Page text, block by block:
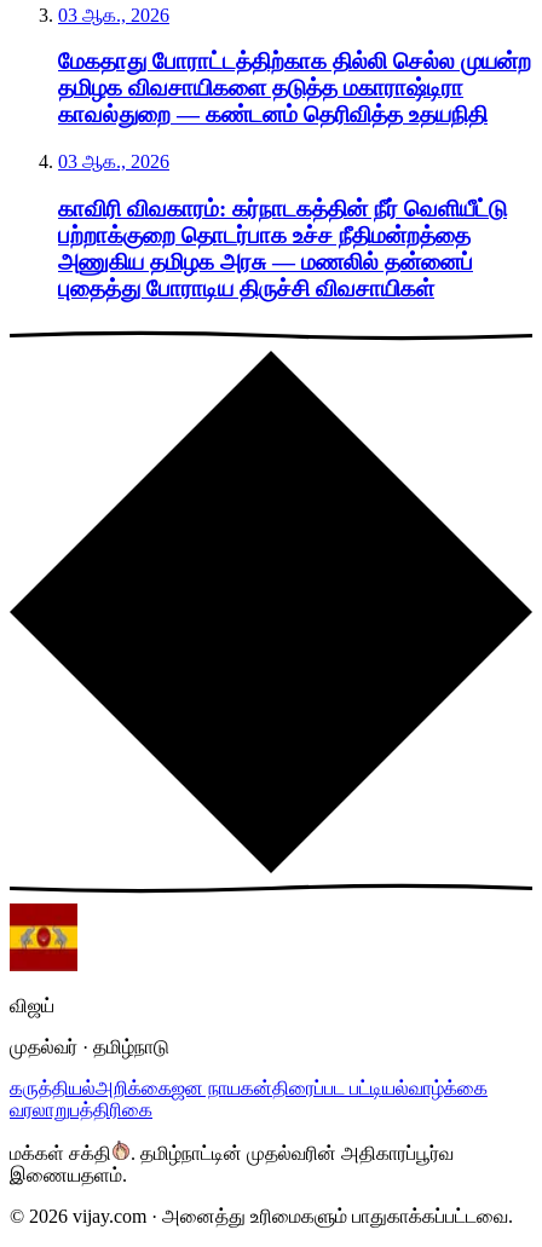
03 ஆக., 2026
மேகதாது போராட்டத்திற்காக தில்லி செல்ல முயன்ற
தமிழக விவசாயிகளை தடுத்த மகாராஷ்டிரா
காவல்துறை — கண்டனம் தெரிவித்த உதயநிதி
03 ஆக., 2026
காவிரி விவகாரம்: கர்நாடகத்தின் நீர் வெளியீட்டு
பற்றாக்குறை தொடர்பாக உச்ச நீதிமன்றத்தை
அணுகிய தமிழக அரசு — மணலில் தன்னைப்
புதைத்து போராடிய திருச்சி விவசாயிகள்
விஜய்
முதல்வர் · தமிழ்நாடு
கருத்தியல்அறிக்கைஜன நாயகன்திரைப்பட பட்டியல்வாழ்க்கை
வரலாறுபத்திரிகை
மக்கள் சக்தி . தமிழ்நாட்டின் முதல்வரின் அதிகாரப்பூர்வ
இணையதளம்.
© 2026 vijay.com · அனைத்து உரிமைகளும் பாதுகாக்கப்பட்டவை.